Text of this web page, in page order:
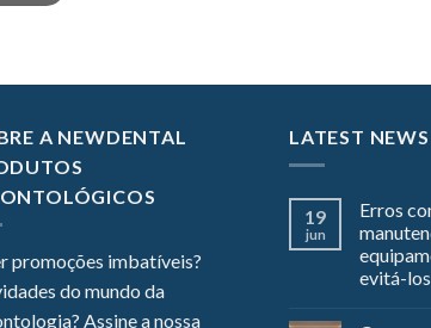
A NEWDENTAL
promoções imbatíveis?
do mundo da
Assine a nossa
LATEST NEWS
19
jun
Erros
evitá-los